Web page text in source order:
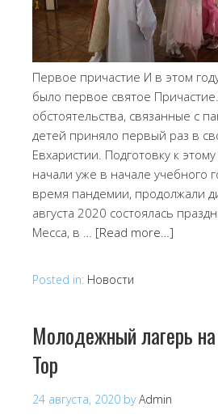
Первое причастие И в этом
было первое святое
обстоятельства, связанные с
детей приняло первый раз в
Евхаристии. Подготовку к
начали уже в начале учебного
время пандемии, продолжали
августа 2020 состоялась
Месса, в … [Read more…]
Posted in: Новости
Молодежный лагерь
Тор
24 августа, 2020 byAdmin